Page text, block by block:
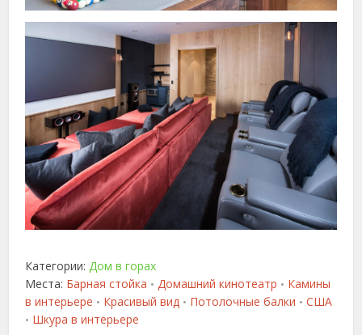
Категории:Дом в горах
Места: Барная стойка • Домашний кинотеатр • Камины
в интерьере • Красивый вид • Потолочные балки • США
• Шкура в интерьере